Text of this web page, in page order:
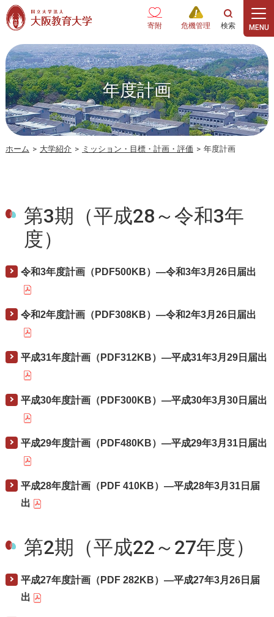
本文へ
寄附 危機管理
年度計画
ホーム > 大学紹介 > ミッション・目標・計画・評価 > 年度計画
第3期（平成28～令和3年
度）
令和3年度計画（PDF500KB）―令和3年3月26日届出
令和2年度計画（PDF308KB）―令和2年3月26日届出
平成31年度計画（PDF312KB）―平成31年3月29日届出
平成30年度計画（PDF300KB）―平成30年3月30日届出
平成29年度計画（PDF480KB）―平成29年3月31日届出
平成28年度計画（PDF 410KB）―平成28年3月31日届
出
第2期（平成22～27年度）
平成27年度計画（PDF 282KB）―平成27年3月26日届
出